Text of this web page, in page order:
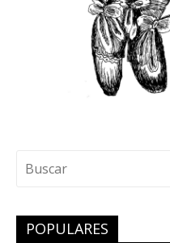
POPULARES